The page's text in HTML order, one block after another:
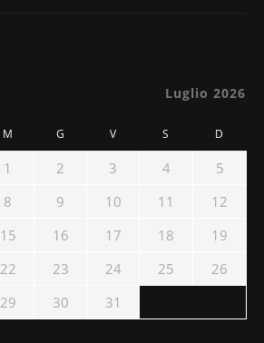
Luglio 2026
M G V S D
1 2 3 4
5
8 9 10 11
12
15 16 17 18
19
22 23 24 25
26
29 30
31